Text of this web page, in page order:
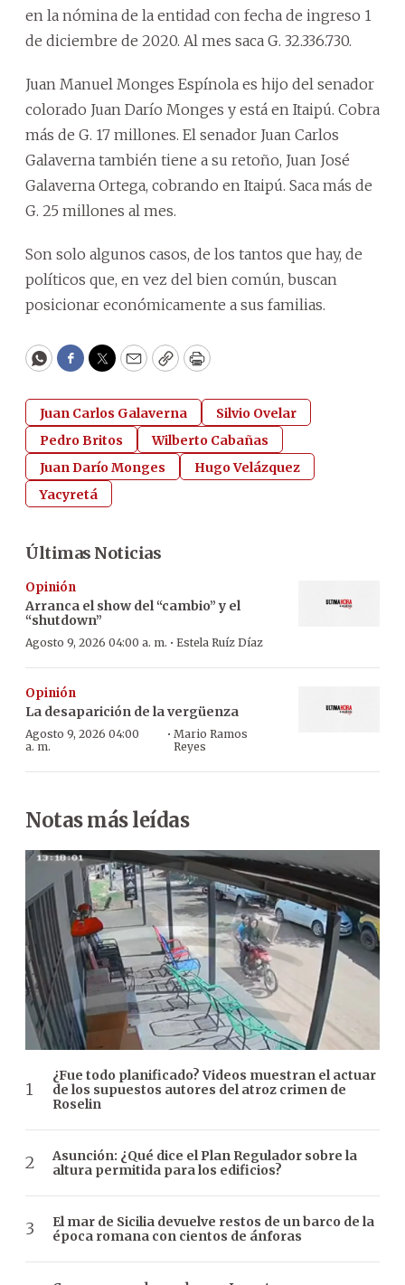
en la nómina de la entidad con fecha de ingreso 1
de diciembre de 2020. Al mes saca G. 32.336.730.
Juan Manuel Monges Espínola es hijo del senador
colorado Juan Darío Monges y está en Itaipú. Cobra
más de G. 17 millones. El senador Juan Carlos
Galaverna también tiene a su retoño, Juan José
Galaverna Ortega, cobrando en Itaipú. Saca más de
G. 25 millones al mes.
Son solo algunos casos, de los tantos que hay, de
políticos que, en vez del bien común, buscan
posicionar económicamente a sus familias.
WhatsApp
Facebook
Twitter
EmailCopyPrint
Juan Carlos Galaverna
Silvio Ovelar
Pedro Britos
Wilberto Cabañas
Juan Darío Monges
Hugo Velázquez
Yacyretá
Últimas Noticias
Opinión
Arranca el show del “cambio” y el
“shutdown”
Agosto 9, 2026 04:00 a. m. · Estela Ruíz Díaz
Opinión
La desaparición de la vergüenza
Agosto 9, 2026 04:00
a. m.
· Mario Ramos
Reyes
Notas más leídas
¿Fue todo planificado? Videos muestran el actuar
de los supuestos autores del atroz crimen de
Roselin
Asunción: ¿Qué dice el Plan Regulador sobre la
altura permitida para los edificios?
El mar de Sicilia devuelve restos de un barco de la
época romana con cientos de ánforas